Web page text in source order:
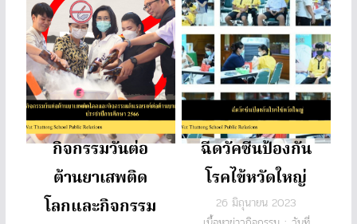
กิจกรรมวันต่อ
ต้านยาเสพติด
โลกและกิจกรรม
ฉีดวัคซีนป้องกัน
โรคไข้หวัดใหญ่
26 มิถุนายน 2023